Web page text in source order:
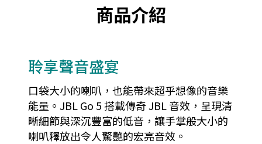
商品介紹
聆享聲音盛宴
口袋大小的喇叭，也能帶來超乎想像的音樂
能量。JBL Go 5 搭載傳奇 JBL 音效，呈現清
晰細節與深沉豐富的低音，讓手掌般大小的
喇叭釋放出令人驚艷的宏亮音效。